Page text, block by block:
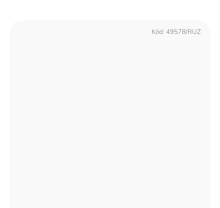
Kód: 49578/RUZ